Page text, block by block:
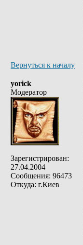
Вернуться к началу
yorick
Модератор
Зарегистрирован:
27.04.2004
Сообщения: 96473
Откуда: г.Киев